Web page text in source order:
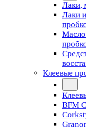
Лаки,
Лаки
Масло
Клеевые
BFM